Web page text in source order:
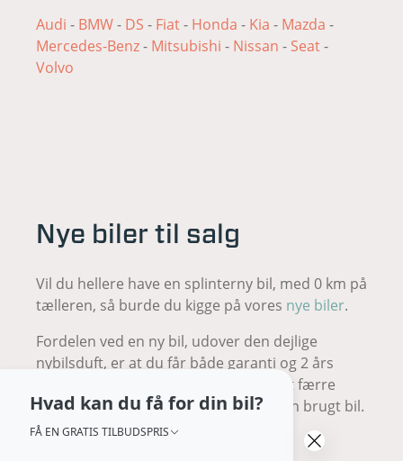
Audi - BMW- DS - Fiat- Honda - Kia - Mazda -
Mercedes-Benz- Mitsubishi - Nissan - Seat-
Volvo
Nye biler til salg
Vil du hellere have en splinterny bil, med 0 km på
tælleren, så burde du kigge på vores nye biler.
Fordelen ved en ny bil, udover den dejlige
nybilsduft, er at du får både garanti og 2 års
reklamationsret. Samtidig er der langt færre
udgifter til vedligeholdelse end med en brugt bil.
Du skal derfor ikke bøvle med dårlig
Hvad kan du få for din bil?
FÅ EN GRATIS TILBUDSPRIS